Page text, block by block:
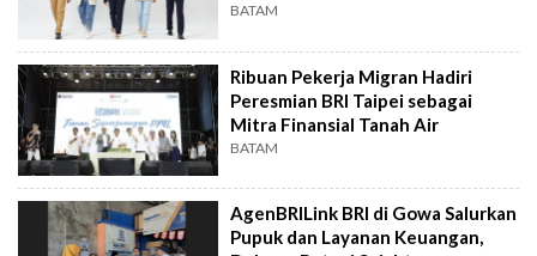
BATAM
Ribuan Pekerja Migran Hadiri
Peresmian BRI Taipei sebagai
Mitra Finansial Tanah Air
BATAM
AgenBRILink BRI di Gowa Salurkan
Pupuk dan Layanan Keuangan,